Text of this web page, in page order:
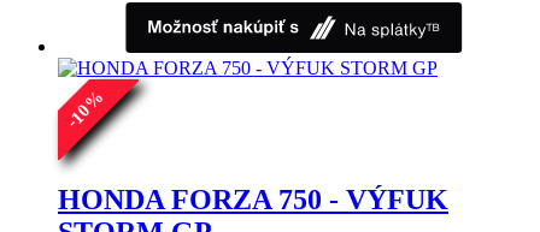
-
10
%
HONDA FORZA 750 - VÝFUK